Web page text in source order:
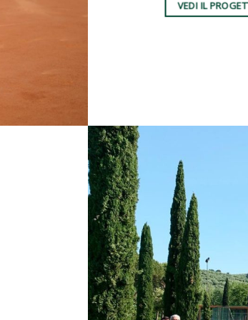
VEDI IL